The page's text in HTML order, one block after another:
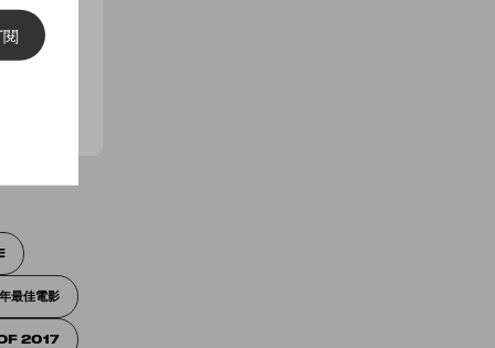
訂閱
最佳電影
2017